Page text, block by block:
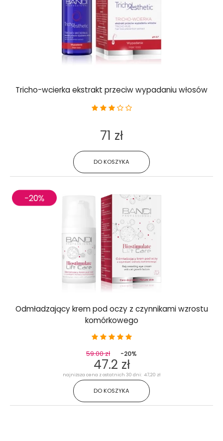
Tricho-wcierka ekstrakt przeciw wypadaniu włosów
DO KOSZYKA
71 zł
Odmładzający krem pod oczy z czynnikami wzrostu
komórkowego
DO KOSZYKA
59.00 zł -20%
47.2 zł
najniższa cena z ostatnich 30 dni: 47,20 zł